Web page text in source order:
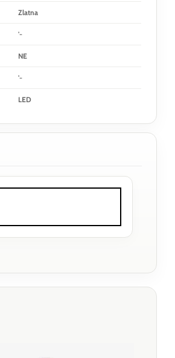
Zlatna
'-
NE
'-
LED